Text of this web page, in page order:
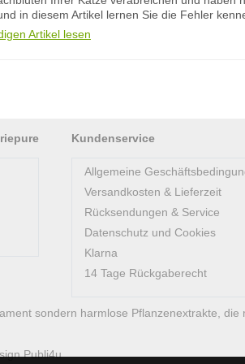
in diesem Artikel lernen Sie die Fehler
Artikel lesen
Kundenservice
Allgemeine
Versandkosten & Lieferzeit
Rücksendungen & Service
Datenschutz und Cookies
Klarna
14 Tage Rückgaberecht
sondern harmlose Pflanzenextrakte,
Publi4u